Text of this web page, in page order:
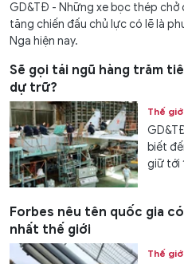
GD&TĐ - Những xe bọc thép chở
tăng chiến đấu chủ lực có lẽ là
Nga hiện nay.
Sẽ gọi tái ngũ hàng trăm
dự trữ?
Thế
biết
giữ tới
Forbes nêu tên quốc gia
nhất thế giới
Thế